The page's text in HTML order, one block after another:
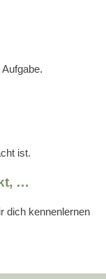
ist.
…
dich kennenlernen